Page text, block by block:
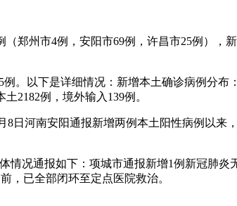
郑州市4例，安阳市69例，许昌市25例），
。以下是详细情况：新增本土确诊病例分布
2182例，境外输入139例。
日河南安阳通报新增两例本土阳性病例以来
况通报如下：项城市通报新增1例新冠肺炎
，已全部闭环至定点医院救治。